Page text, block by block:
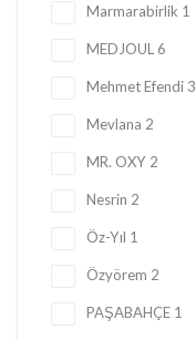
Marmarabirlik 1
MEDJOUL 6
Mehmet Efendi 3
Mevlana 2
MR. OXY 2
Nesrin 2
Öz-Yıl 1
Özyörem 2
PAŞABAHÇE 1